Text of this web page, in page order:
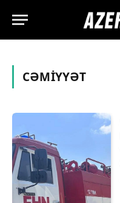
CƏMIYYƏT